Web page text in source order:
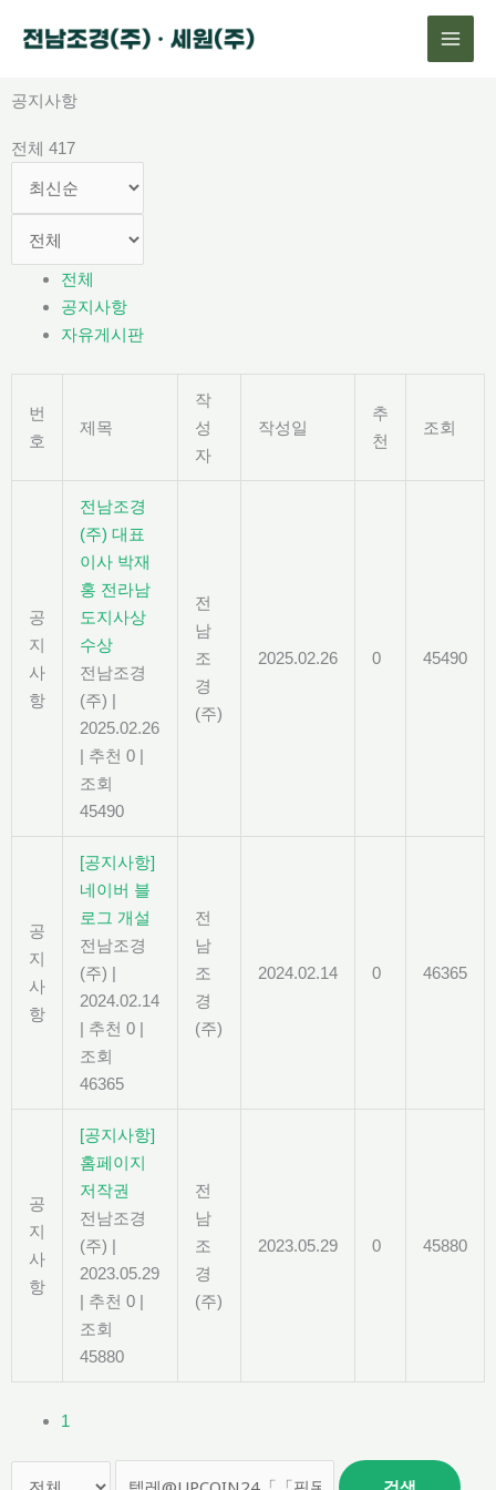
로
너
공지사항
전체 417
전체
공지사항
자유게시판
번
호
제목
작
성
자
작성일
추
천
조회
공
지
사
항
전남조경
(주) 대표
이사 박재
홍 전라남
도지사상
수상
전남조경
(주) |
2025.02.26
| 추천 0 |
조회
45490
전
남
조
경
(주)
2025.02.26 0 45490
공
지
사
항
[공지사항]
네이버 블
로그 개설
전남조경
(주) |
2024.02.14
| 추천 0 |
조회
46365
전
남
조
경
(주)
2024.02.14 0 46365
공
지
사
항
[공지사항]
홈페이지
저작권
전남조경
(주) |
2023.05.29
| 추천 0 |
조회
45880
전
남
조
경
(주)
2023.05.29 0 45880
1